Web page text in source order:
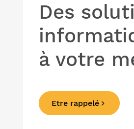
Des
à votre
Etre rappelé